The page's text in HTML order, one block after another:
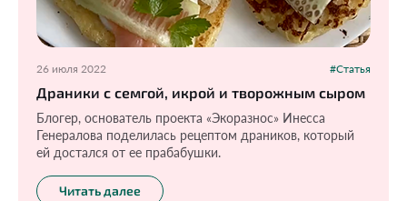
26 июля 2022 #Статья
Драники с семгой, икрой и творожным сыром
Блогер, основатель проекта «Экоразнос» Инесса
Генералова поделилась рецептом драников, который
ей достался от ее прабабушки.
Читать далее